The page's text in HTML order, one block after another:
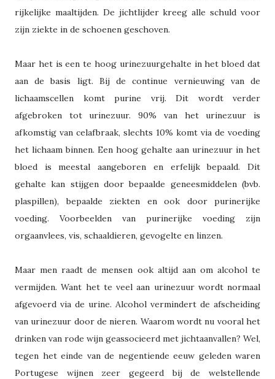
rijkelijke maaltijden. De jichtlijder kreeg alle schuld voor
zijn ziekte in de schoenen geschoven.
Maar het is een te hoog urinezuurgehalte in het bloed dat
aan de basis ligt. Bij de continue vernieuwing van de
lichaamscellen komt purine vrij. Dit wordt verder
afgebroken tot urinezuur. 90% van het urinezuur is
afkomstig van celafbraak, slechts 10% komt via de voeding
het lichaam binnen. Een hoog gehalte aan urinezuur in het
bloed is meestal aangeboren en erfelijk bepaald. Dit
gehalte kan stijgen door bepaalde geneesmiddelen (bvb.
plaspillen), bepaalde ziekten en ook door purinerijke
voeding. Voorbeelden van purinerijke voeding zijn
orgaanvlees, vis, schaaldieren, gevogelte en linzen.
Maar men raadt de mensen ook altijd aan om alcohol te
vermijden. Want het te veel aan urinezuur wordt normaal
afgevoerd via de urine. Alcohol vermindert de afscheiding
van urinezuur door de nieren. Waarom wordt nu vooral het
drinken van rode wijn geassocieerd met jichtaanvallen? Wel,
tegen het einde van de negentiende eeuw geleden waren
Portugese wijnen zeer gegeerd bij de welstellende